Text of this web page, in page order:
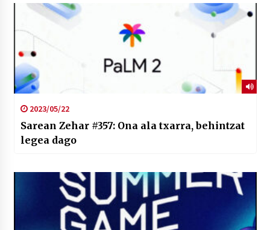
2023/05/22
Sarean Zehar #357: Ona ala txarra, behintzat
legea dago